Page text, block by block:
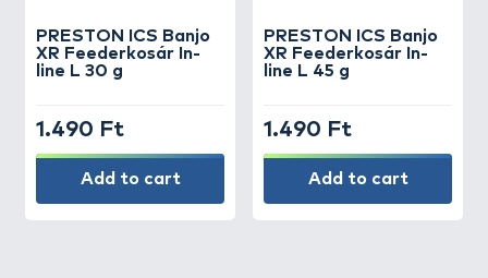
PRESTON
ICS Banjo
XR Feederkosár In-
line L 30 g
1.490 Ft
Add to cart
PRESTON
ICS Banjo
XR Feederkosár In-
line L 45 g
1.490 Ft
Add to cart